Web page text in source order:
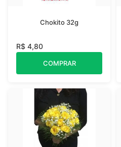
Chokito 32g
R$ 4,80
COMPRAR